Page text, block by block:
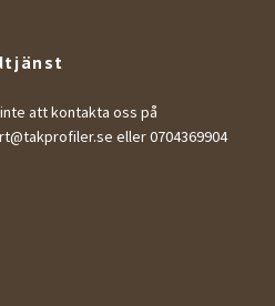
att kontakta oss på
eller 0704369904